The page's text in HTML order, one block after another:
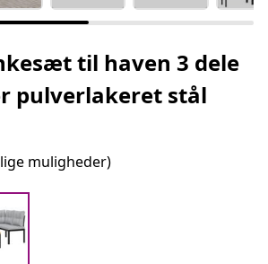
til haven 3 dele
pulverlakeret stål
muligheder)